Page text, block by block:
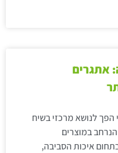
אתגרים
לנושא מרכזי בשיח
הנרחב במוצרים
איכות הסביבה,